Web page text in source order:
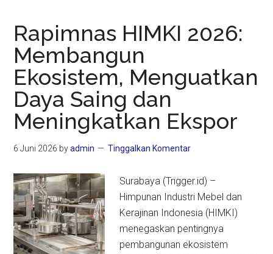
Rapimnas HIMKI 2026:
Membangun
Ekosistem, Menguatkan
Daya Saing dan
Meningkatkan Ekspor
6 Juni 2026 byadmin Tinggalkan Komentar
Surabaya (Trigger.id) –
Himpunan Industri Mebel dan
Kerajinan Indonesia (HIMKI)
menegaskan pentingnya
pembangunan ekosistem